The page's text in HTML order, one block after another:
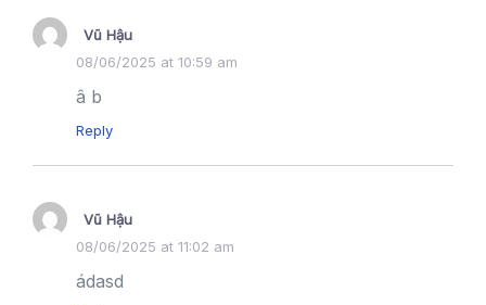
Vũ Hậu
08/06/2025 at 10:59 am
â b
Reply
Vũ Hậu
08/06/2025 at 11:02 am
ádasd